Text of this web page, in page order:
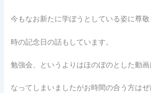
今もなお新たに学ぼうとしている姿に尊敬
時の記念日の話もしています。
勉強会、というよりはほのぼのとした動画
なってしまいましたがお時間の合う方はぜ